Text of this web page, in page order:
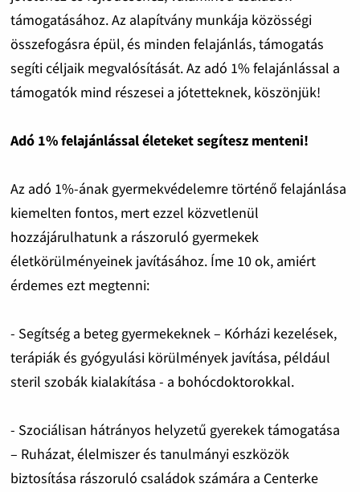
támogatásához. Az alapítvány munkája közösségi
összefogásra épül, és minden felajánlás, támogatás
segíti céljaik megvalósítását. Az adó 1% felajánlással a
támogatók mind részesei a jótetteknek, köszönjük!
Adó 1% felajánlással életeket segítesz menteni!
Az adó 1%-ának gyermekvédelemre történő felajánlása
kiemelten fontos, mert ezzel közvetlenül
hozzájárulhatunk a rászoruló gyermekek
életkörülményeinek javításához. Íme 10 ok, amiért
érdemes ezt megtenni:
- Segítség a beteg gyermekeknek – Kórházi kezelések,
terápiák és gyógyulási körülmények javítása, például
steril szobák kialakítása - a bohócdoktorokkal.
- Szociálisan hátrányos helyzetű gyerekek támogatása
– Ruházat, élelmiszer és tanulmányi eszközök
biztosítása rászoruló családok számára a Centerke